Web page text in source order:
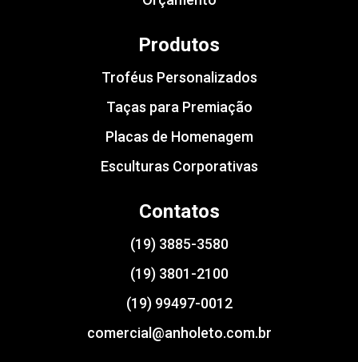
Produtos
Troféus Personalizados
Taças para Premiação
Placas de Homenagem
Esculturas Corporativas
Contatos
(19) 3885-3580
(19) 3801-2100
(19) 99497-0012
comercial@anholeto.com.br